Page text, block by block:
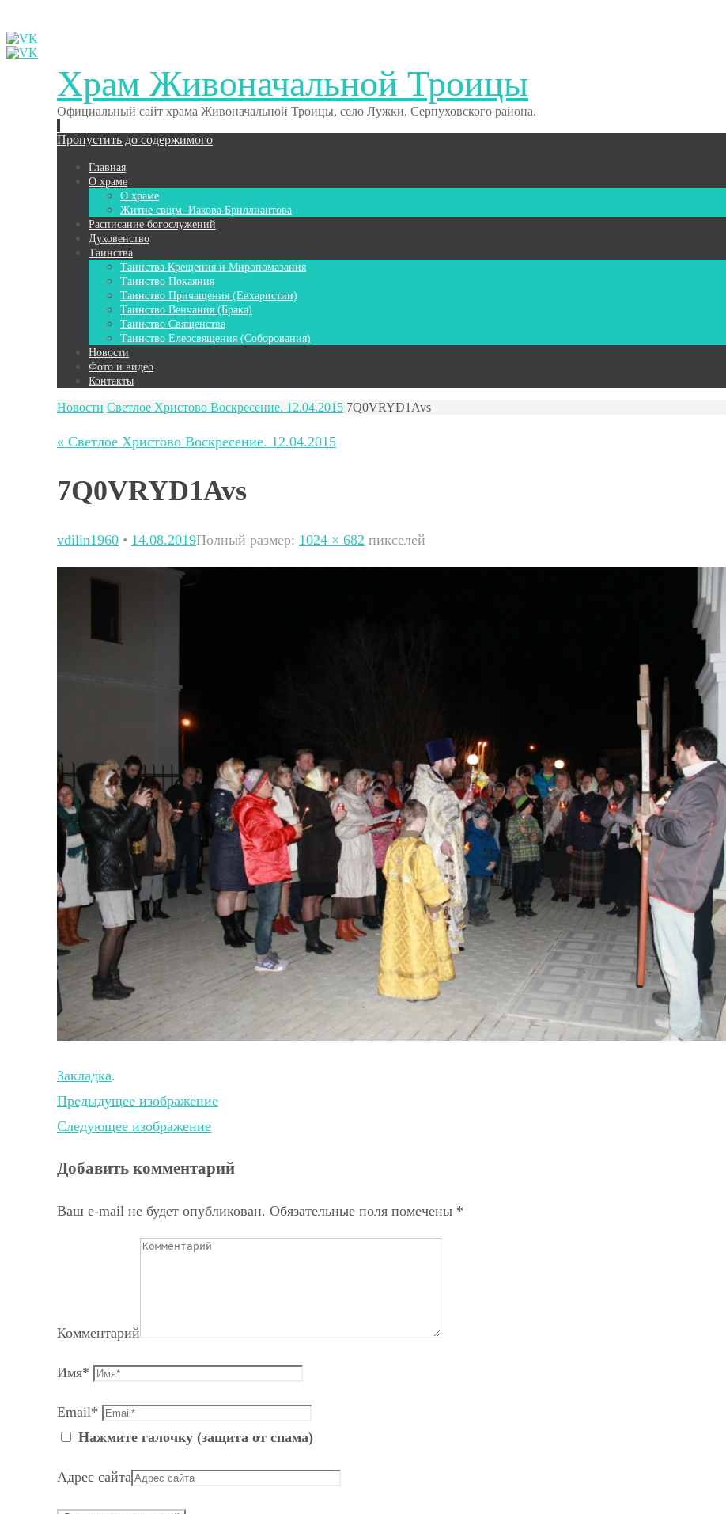
Храм Живоначальной Троицы
Официальный сайт храма Живоначальной Троицы, село Лужки, Серпуховского района.
Пропустить до содержимого
Главная
О храме
О храме
Житие свщм. Иакова Бриллиантова
Расписание богослужений
Духовенство
Таинства
Таинства Крещения и Миропомазания
Таинство Покаяния
Таинство Причащения (Евхаристии)
Таинство Венчания (Брака)
Таинство Священства
Таинство Елеосвящения (Соборования)
Новости
Фото и видео
Контакты
Новости Светлое Христово Воскресение. 12.04.2015 7Q0VRYD1Avs
« Светлое Христово Воскресение. 12.04.2015
7Q0VRYD1Avs
vdilin1960 • 14.08.2019Полный размер: 1024 × 682 пикселей
Закладка.
Предыдущее изображение
Следующее изображение
Добавить комментарий
Ваш e-mail не будет опубликован. Обязательные поля помечены *
Комментарий
Имя*
Email*
Нажмите галочку (защита от спама)
Адрес сайта